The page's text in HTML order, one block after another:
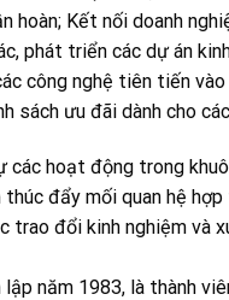
Kết nối doanh
triển các dự án
công nghệ tiên tiến
ưu đãi dành cho
các hoạt động trong
đẩy mối quan hệ
trao đổi kinh nghiệm
năm 1983, là thành